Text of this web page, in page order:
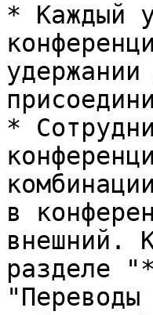
* Каждый
*
в
внешний.
разделе